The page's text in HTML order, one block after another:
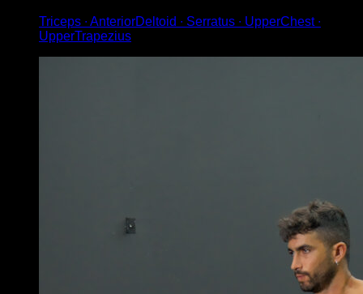
Triceps ∙ AnteriorDeltoid ∙ Serratus ∙ UpperChest ∙
UpperTrapezius